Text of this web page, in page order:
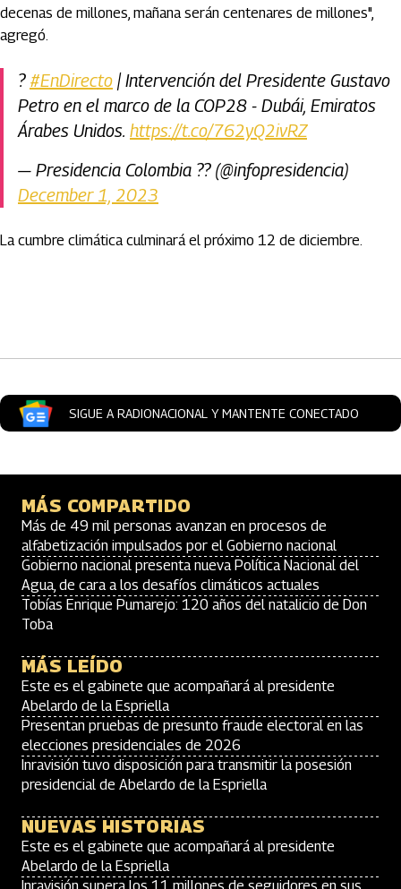
decenas de millones, mañana serán centenares de millones",
agregó.
? #EnDirecto | Intervención del Presidente Gustavo
Petro en el marco de la COP28 - Dubái, Emiratos
Árabes Unidos. https://t.co/762yQ2ivRZ
— Presidencia Colombia ?? (@infopresidencia)
December 1, 2023
La cumbre climática culminará el próximo 12 de diciembre.
SIGUE A RADIONACIONAL Y MANTENTE CONECTADO
MÁS COMPARTIDO
Más de 49 mil personas avanzan en procesos de
alfabetización impulsados por el Gobierno nacional
Gobierno nacional presenta nueva Política Nacional del
Agua, de cara a los desafíos climáticos actuales
Tobías Enrique Pumarejo: 120 años del natalicio de Don
Toba
MÁS LEÍDO
Este es el gabinete que acompañará al presidente
Abelardo de la Espriella
Presentan pruebas de presunto fraude electoral en las
elecciones presidenciales de 2026
Inravisión tuvo disposición para transmitir la posesión
presidencial de Abelardo de la Espriella
NUEVAS HISTORIAS
Este es el gabinete que acompañará al presidente
Abelardo de la Espriella